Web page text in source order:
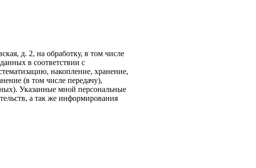
д. 2, на обработку, в том числе
в соответствии с
накопление, хранение,
(в том числе передачу),
Указанные мной персональные
а так же информирования